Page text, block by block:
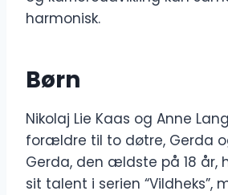
harmonisk.
Børn
Nikolaj Lie Kaas og Anne
forældre til to døtre, Gerda
Gerda, den ældste på 18 år,
sit talent i serien “Vildheks”,